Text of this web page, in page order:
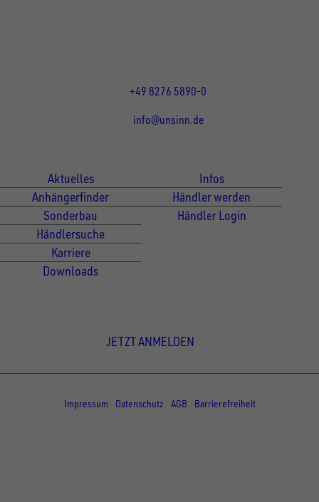
+49 8276 5890-0
info@unsinn.de
Aktuelles
Anhängerfinder
Sonderbau
Händlersuche
Karriere
Downloads
Infos
Händler werden
Händler Login
JETZT ANMELDEN
Impressum
Datenschutz AGB Barrierefreiheit